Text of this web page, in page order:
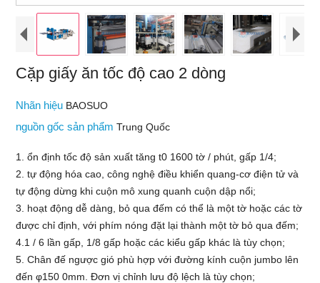
Cặp giấy ăn tốc độ cao 2 dòng
Nhãn hiệu BAOSUO
nguồn gốc sản phẩmTrung Quốc
1. ổn định tốc độ sản xuất tăng t0 1600 tờ / phút, gấp 1/4;
2. tự động hóa cao, công nghệ điều khiển quang-cơ điện tử và
tự động dừng khi cuộn mô xung quanh cuộn dập nổi;
3. hoạt động dễ dàng, bỏ qua đếm có thể là một tờ hoặc các tờ
được chỉ định, với phím nóng đặt lại thành một tờ bỏ qua đếm;
4.1 / 6 lần gấp, 1/8 gấp hoặc các kiểu gấp khác là tùy chọn;
5. Chân đế ngược gió phù hợp với đường kính cuộn jumbo lên
đến φ150 0mm. Đơn vị chỉnh lưu độ lệch là tùy chọn;